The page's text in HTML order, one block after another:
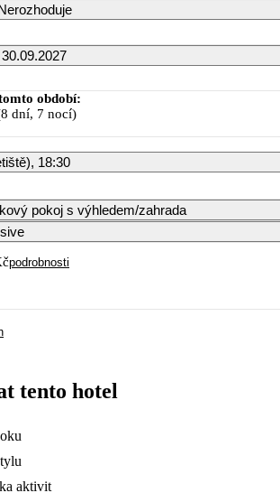
období:
dní, 7 nocí)
18:30
pokoj s výhledem/zahrada
podrobnosti
tento hotel
aktivit